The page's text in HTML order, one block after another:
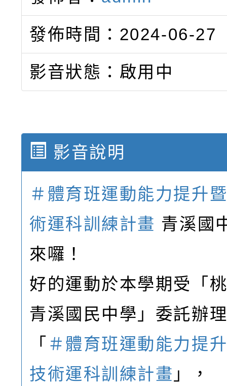
發佈時間：2024-06-27
影音狀態：啟用中
影音說明
＃體育班運動能力提升
術運科訓練計畫 青溪國
來囉！
好的運動於本學期受「
青溪國民中學」委託辦
「 ＃體育班運動能力提
技術運科訓練計畫 」，